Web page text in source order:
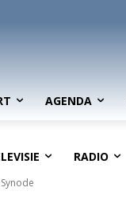
AGENDA
RADIO